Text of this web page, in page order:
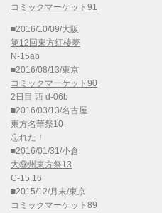
コミックマーケット91
■2016/10/09/大阪
第12回東方紅楼夢
N-15ab
■2016/08/13/東京
コミックマーケット90
2日目 西 d-06b
■2016/03/13/名古屋
東方名華祭10
忘れた！
■2016/01/31/小倉
大⑨州東方祭13
C-15,16
■2015/12/月末/東京
コミックマーケット89